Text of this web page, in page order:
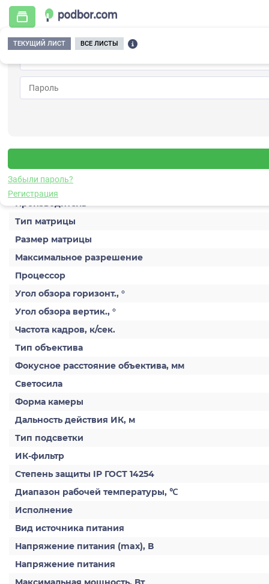
Забыли пароль?
Регистрация
ТЕКУЩИЙ ЛИСТ ВСЕ ЛИСТЫ
Вернуться к списку
Видеокамера мультиформатная
Характеристики
Производитель
Тип матрицы
Размер матрицы
Максимальное разрешение
Процессор
Угол обзора горизонт., °
Угол обзора вертик., °
Частота кадров, к/сек.
Тип объектива
Фокусное расстояние объектива, мм
Светосила
Форма камеры
Дальность действия ИК, м
Тип подсветки
ИК-фильтр
Степень защиты IP ГОСТ 14254
Диапазон рабочей температуры, ℃
Исполнение
Вид источника питания
Напряжение питания (max), В
Напряжение питания